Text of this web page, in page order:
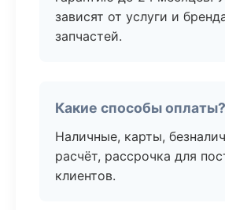
зависят от услуги и
запчастей.
Какие способы оплаты?
Наличные, карты,
расчёт, рассрочка для
клиентов.